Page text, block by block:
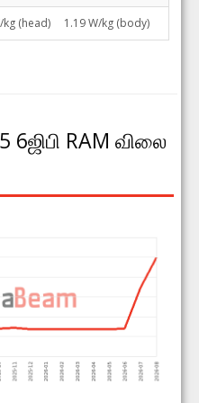
kg (head) 1.19 W/kg (body)
RAM விலை